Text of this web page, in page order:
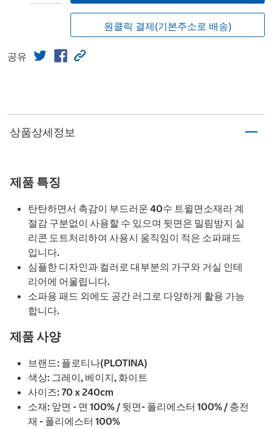
원클릭 결제(기본주소로 배송)
공유
상품상세정보
제품 특징
탄탄하면서 촉감이 부드러운 40수 트윌면소재라 계
절감 구분없이 사용할 수 있으며 뒷면은 밀림방지 실
리콘 도트처리하여 사용시 움직임이 적은 소파패드
입니다.
심플한 디자인과 컬러로 대부분의 가구와 거실 인테
리어에 어울립니다.
소파용 패드 외에도 공간 러그로 다양하게 활용 가능
합니다.
제품 사양
브랜드: 플로티나(PLOTINA)
색상: 그레이, 베이지, 화이트
사이즈: 70 x 240cm
소재: 앞면 - 면 100% / 뒷면- 폴리에스터 100% / 충전
재 - 폴리에스터 100%